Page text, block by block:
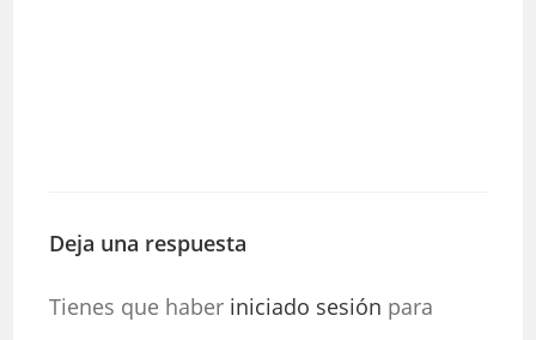
Deja una respuesta
Tienes que haber iniciado sesión para